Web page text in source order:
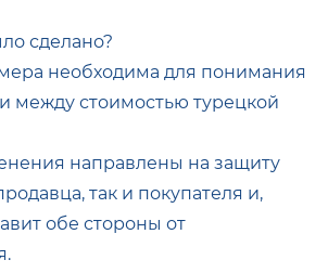
сделано?
необходима для понимания
между стоимостью турецкой
направлены на защиту
так и покупателя и,
обе стороны от